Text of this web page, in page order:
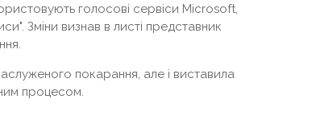
голосові сервіси Microsoft,
Зміни визнав в листі представник
покарання, але і виставила
процесом.